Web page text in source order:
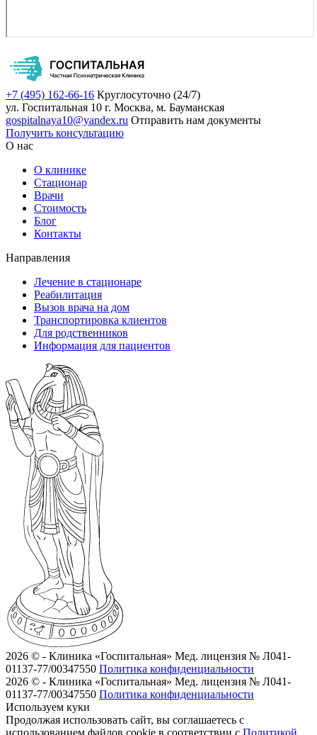
+7 (495) 162-66-16 Круглосуточно (24/7)
ул. Госпитальная 10 г. Москва, м. Бауманская
gospitalnaya10@yandex.ru Отправить нам документы
Получить консультацию
О нас
О клинике
Стационар
Врачи
Стоимость
Блог
Контакты
Направления
Лечение в стационаре
Реабилитация
Вызов врача на дом
Транспортировка клиентов
Для родственников
Информация для пациентов
2026 © - Клиника «Госпитальная» Мед. лицензия № Л041-
01137-77/00347550 Политика конфиденциальности
2026 © - Клиника «Госпитальная» Мед. лицензия № Л041-
01137-77/00347550 Политика конфиденциальности
Используем куки
Продолжая использовать сайт, вы соглашаетесь с
использованием файлов cookie в соответствии с Политикой